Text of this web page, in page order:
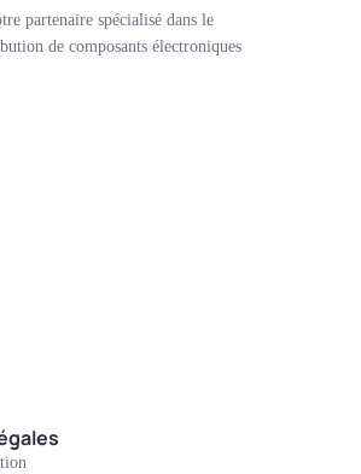
partenaire spécialisé dans le
de composants électroniques